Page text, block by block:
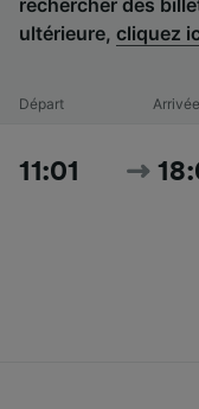
ultérieure, cliquez
Départ Arrivée
11:01